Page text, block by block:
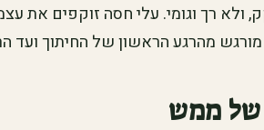
ולא רך וגומי. עלי חסה זוקפים את
מהרגע הראשון של החיתוך ועד
של ממש